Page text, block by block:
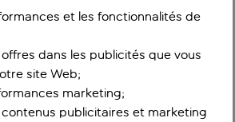
et les fonctionnalités de
dans les publicités que vous
site Web;
marketing;
publicitaires et marketing